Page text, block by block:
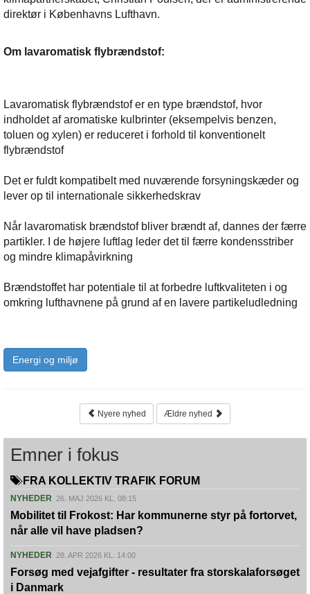
direktør i Københavns Lufthavn.
Om lavaromatisk flybrændstof:
Lavaromatisk flybrændstof er en type brændstof, hvor
indholdet af aromatiske kulbrinter (eksempelvis benzen,
toluen og xylen) er reduceret i forhold til konventionelt
flybrændstof
Det er fuldt kompatibelt med nuværende forsyningskæder og
lever op til internationale sikkerhedskrav
Når lavaromatisk brændstof bliver brændt af, dannes der færre
partikler. I de højere luftlag leder det til færre kondensstriber
og mindre klimapåvirkning
Brændstoffet har potentiale til at forbedre luftkvaliteten i og
omkring lufthavnene på grund af en lavere partikeludledning
Energi og miljø
Nyere nyhed Ældre nyhed
Emner i fokus
FRA KOLLEKTIV TRAFIK FORUM
NYHEDER 26. MAJ 2026 KL. 08:15
Mobilitet til Frokost: Har kommunerne styr på fortorvet,
når alle vil have pladsen?
NYHEDER 28. APR 2026 KL. 14:00
Forsøg med vejafgifter - resultater fra storskalaforsøget
i Danmark